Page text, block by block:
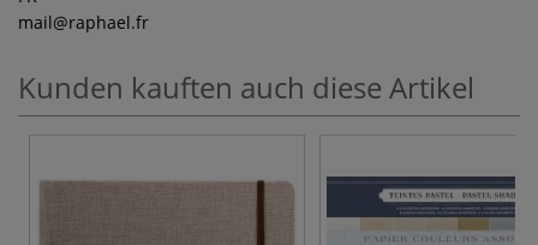
mail@raphael.fr
Kunden kauften auch diese Artikel